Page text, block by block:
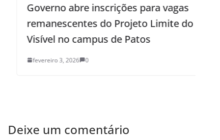
Governo abre inscrições para vagas
remanescentes do Projeto Limite do
Visível no campus de Patos
fevereiro 3, 2026 0
Deixe um comentário